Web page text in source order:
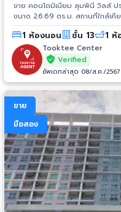
ขาย คอนโดมิเนียม ลุมพินี วิลล์ ป
ขนาด 26.69 ตร.ม. สถานที่ใกล้เคียง - เทสโก้ โลตัส พงษ์เพชร : 1.0 กม. - โฮม
โปร ประชาชื่น : 1.0 กม. - เดอะ
งามวงศ์วาน : 2.1 กม. - เทสโก้ โ
งามวงศ์วาน-แคราย : 3.8 กม. - โ
เกษมราษฎร์ : 1.6 กม. - โรงพย
บัณฑิตย์ : 3.0 กม. - มหาวิทยาลัยเ
สาธารณสุข : 5.0 กม.
1 ห้องนอน ชั้น 13 1 ห้
Tooktee Center
Verified
อัพเดทล่าสุด 08/ส.ค./2567
ขาย
มือสอง